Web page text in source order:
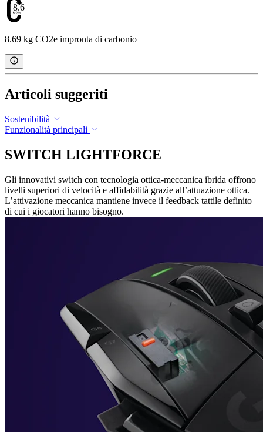
8.69
8.69 kg CO2e impronta di carbonio
Articoli suggeriti
Sostenibilità
Funzionalità principali
SWITCH LIGHTFORCE
Gli innovativi switch con tecnologia ottica-meccanica ibrida offrono
livelli superiori di velocità e affidabilità grazie all’attuazione ottica.
L’attivazione meccanica mantiene invece il feedback tattile definito
di cui i giocatori hanno bisogno.